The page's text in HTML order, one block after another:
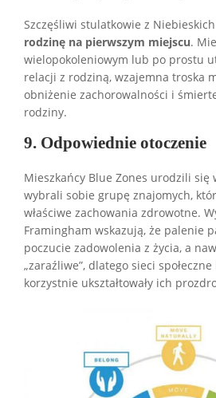
Szczęśliwi stulatkowie z
rodzinę na pierwszym miejscu.
wielopokoleniowym lub po prostu
relacji z rodziną, wzajemna troska
obniżenie zachorowalności i
rodziny.
9. Odpowiednie otoczenie
Mieszkańcy Blue Zones urodzili
wybrali sobie grupę znajomych,
właściwe zachowania zdrowotne.
Framingham wskazują, że palenie
poczucie zadowolenia z życia, a
„zaraźliwe”, dlatego sieci
korzystnie ukształtowały ich